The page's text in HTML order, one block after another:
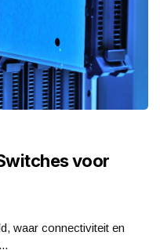
voor
waar connectiviteit en